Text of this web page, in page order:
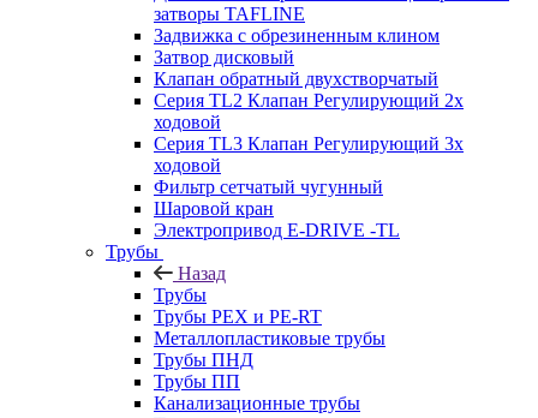
затворы TAFLINE
Задвижка с обрезиненным клином
Затвор дисковый
Клапан обратный двухстворчатый
Серия TL2 Клапан Регулирующий 2х
ходовой
Серия TL3 Клапан Регулирующий 3х
ходовой
Фильтр сетчатый чугунный
Шаровой кран
Электропривод E-DRIVE -TL
Трубы
Назад
Трубы
Трубы PEX и PE-RT
Металлопластиковые трубы
Трубы ПНД
Трубы ПП
Канализационные трубы